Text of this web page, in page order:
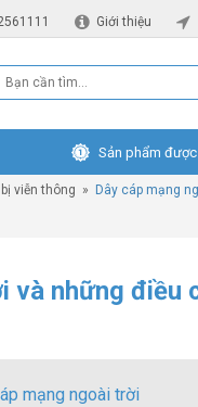
Giới thiệu
Sản phẩm
viễn thông » Dây cáp mạng
và những điều
mạng ngoài trời